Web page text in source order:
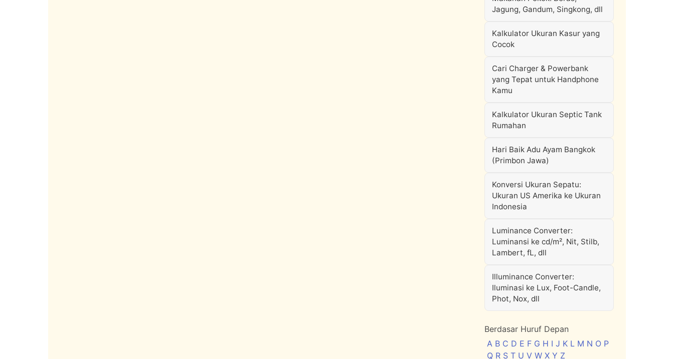
Jagung, Gandum, Singkong, dll
Kalkulator Ukuran Kasur yang
Cocok
Cari Charger & Powerbank
yang Tepat untuk Handphone
Kamu
Kalkulator Ukuran Septic Tank
Rumahan
Hari Baik Adu Ayam Bangkok
(Primbon Jawa)
Konversi Ukuran Sepatu:
Ukuran US Amerika ke Ukuran
Indonesia
Luminance Converter:
Luminansi ke cd/m², Nit, Stilb,
Lambert, fL, dll
Illuminance Converter:
Iluminasi ke Lux, Foot-Candle,
Phot, Nox, dll
Berdasar Huruf Depan
A B C D E F G H I J K L M N O P
Q R S T U V W X Y Z